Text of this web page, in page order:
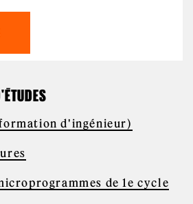
d'ingénieur)
de 1e cycle